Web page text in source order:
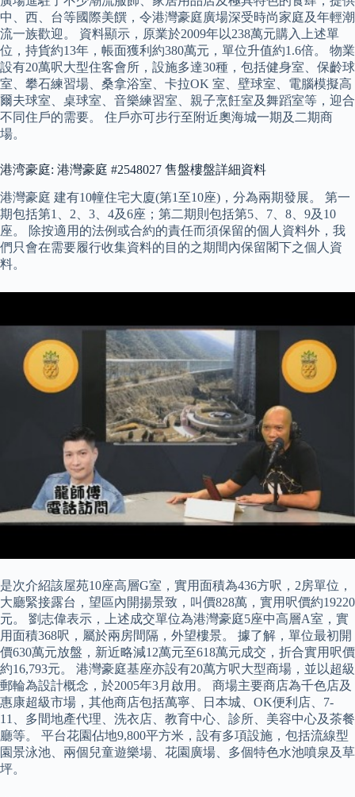
中、西、台等國際美饌，令港灣豪庭廣場深受時尚家庭及年輕潮
流一族歡迎。 資料顯示，原業於2009年以238萬元購入上述單
位，持貨約13年，帳面獲利約380萬元，單位升值約1.6倍。 物業
設有20萬呎大型住客會所，設施多達30種，包括健身室、保齡球
室、攀石練習場、桑拿浴室、卡拉OK 室、壁球室、電腦模擬高
爾夫球室、桌球室、音樂練習室、親子烹飪室及舞蹈室等，迎合
不同住戶的需要。 住戶亦可步行至附近奧海城一期及二期商
場。
港湾豪庭: 港灣豪庭 #2548027 售盤樓盤詳細資料
港灣豪庭 建有10幢住宅大廈(第1至10座)，分為兩期發展。 第一
期包括第1、2、3、4及6座；第二期則包括第5、7、8、9及10
座。 除按適用的法例或合約的責任而須保留的個人資料外，我
們只會在需要履行收集資料的目的之期間內保留閣下之個人資
料。
是次介紹該屋苑10座高層G室，實用面積為436方呎，2房單位，
大廳緊接露台，望區內開揚景致，叫價828萬，實用呎價約19220
元。 劉志偉表示，上述成交單位為港灣豪庭5座中高層A室，實
用面積368呎，屬於兩房間隔，外望樓景。 據了解，單位最初開
價630萬元放盤，新近略減12萬元至618萬元成交，折合實用呎價
約16,793元。 港灣豪庭基座亦設有20萬方呎大型商場，並以超級
郵輪為設計概念，於2005年3月啟用。 商場主要商店為千色店及
惠康超級市場，其他商店包括萬寧、日本城、OK便利店、7-
11、多間地產代理、洗衣店、教育中心、診所、美容中心及茶餐
廳等。 平台花園佔地9,800平方米，設有多項設施，包括流線型
園景泳池、兩個兒童遊樂場、花園廣場、多個特色水池噴泉及草
坪。